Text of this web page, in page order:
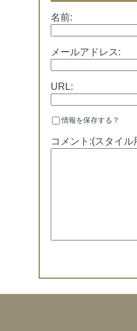
名前:
メールアドレス:
URL:
情報を保存する？
コメント:(スタイ